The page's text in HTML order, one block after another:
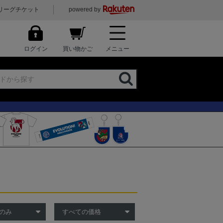
ーグチケット powered by
ログイン 買い物かご メニュー